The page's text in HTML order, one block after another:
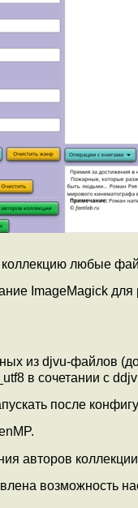
коллекцию любые
ImageMagick
из djvu-файлов
в сочетании с
после
авторов
возможность